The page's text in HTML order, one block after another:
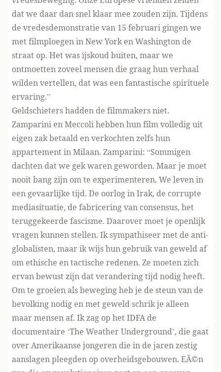
dat we daar dan snel klaar mee zouden zijn. Tijdens
de vredesdemonstratie van 15 februari gingen we
met filmploegen in New York en Washington de
straat op. Het was ijskoud buiten, maar we
ontmoetten zoveel mensen die graag hun verhaal
wilden vertellen, dat was een fantastische spirituele
ervaring.”
Geldschieters hadden de filmmakers niet.
Zamparini en Meccoli hebben hun film volledig uit
eigen zak betaald en verkochten zelfs hun
appartement in Milaan. Zamparini: “Sommigen
dachten dat we gek waren geworden. Maar je moet
nooit bang zijn om te experimenteren. We leven in
een gevaarlijke tijd. De oorlog in Irak, de corrupte
mediasituatie, de fabricering van consensus, het
teruggekeerde fascisme. Daarover moet je openlijk
vragen kunnen stellen. Ik sympathiseer met de anti-
globalisten, maar ik wijs hun gebruik van geweld af
om ethische en tactische redenen. Ze moeten zich
ervan bewust zijn dat verandering tijd nodig heeft.
Om te groeien als beweging heb je de steun van de
bevolking nodig en met geweld schrik je alleen
maar mensen af. Ik zag op het IDFA de
documentaire ‘The Weather Underground’, die gaat
over Amerikaanse jongeren die in de jaren zestig
aanslagen pleegden op overheidsgebouwen. EÃ©n